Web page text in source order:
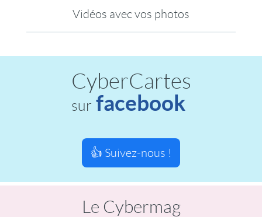
Vidéos avec vos photos
CyberCartes
sur facebook
👍 Suivez-nous !
Le Cybermag